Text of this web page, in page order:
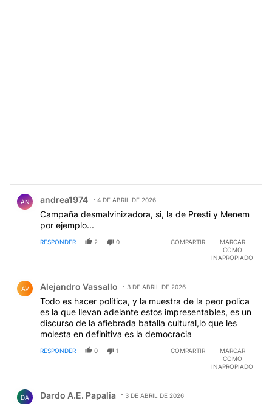
AN andrea1974 4 DE ABRIL DE 2026
Campaña desmalvinizadora, si, la de Presti y Menem
por ejemplo...
RESPONDER 2 0 COMPARTIR
MARCAR
COMO
INAPROPIADO
AV Alejandro Vassallo 3 DE ABRIL DE 2026
Todo es hacer política, y la muestra de la peor polica
es la que llevan adelante estos impresentables, es un
discurso de la afiebrada batalla cultural,lo que les
molesta en definitiva es la democracia
RESPONDER 0 1 COMPARTIR
MARCAR
COMO
INAPROPIADO
DA Dardo A.E. Papalia 3 DE ABRIL DE 2026